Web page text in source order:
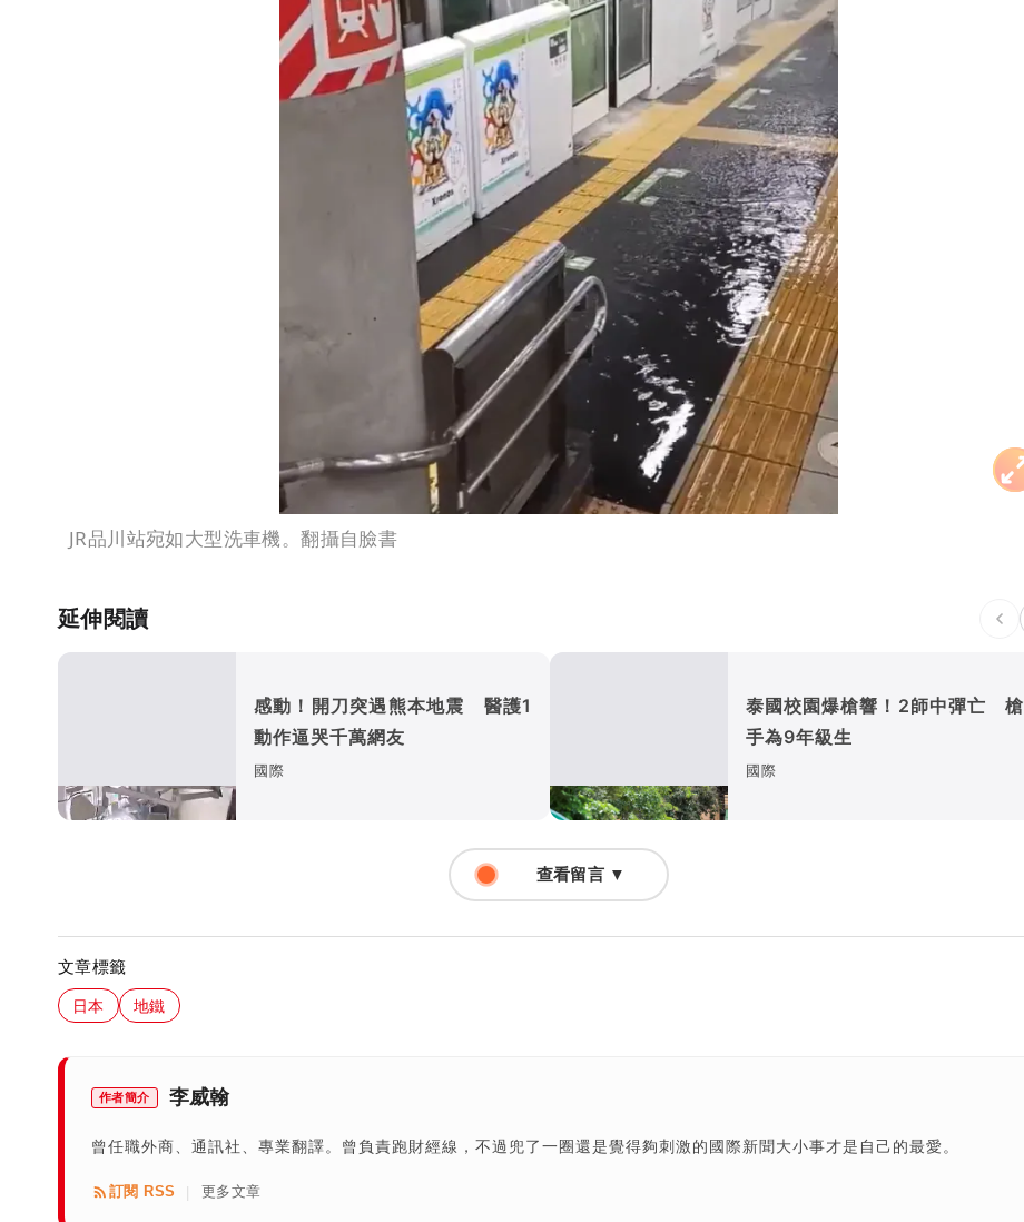
JR品川站宛如大型洗車機。翻攝自臉書
延伸閱讀
感動！開刀突遇熊本地震 醫護1
動作逼哭千萬網友
國際
泰國校園爆槍響！2師中彈亡 槍
手為9年級生
國際
查看留言 ▼
文章標籤
日本 地鐵
作者簡介 李威翰
曾任職外商、通訊社、專業翻譯。曾負責跑財經線，不過兜了一圈還是覺得夠刺激的國際新聞大小事才是自己的最愛。
訂閱 RSS 更多文章